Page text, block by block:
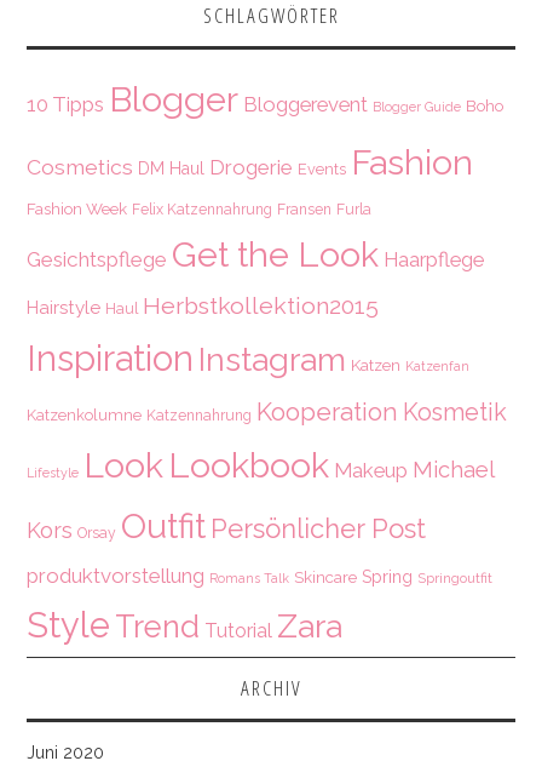
SCHLAGWÖRTER
10 Tipps Blogger Bloggerevent Blogger Guide Boho
Cosmetics DM Haul Drogerie Events Fashion
Fashion Week Felix Katzennahrung Fransen Furla
Gesichtspflege Get the Look Haarpflege
Hairstyle Haul Herbstkollektion2015
Inspiration Instagram Katzen Katzenfan
Katzenkolumne Katzennahrung Kooperation Kosmetik
Lifestyle Look Lookbook Makeup Michael
Kors Orsay Outfit Persönlicher Post
produktvorstellung Romans Talk Skincare Spring Springoutfit
Style Trend Tutorial Zara
ARCHIV
Juni 2020